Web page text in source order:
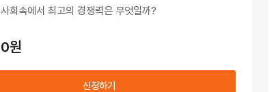
회속에서 최고의 경쟁력은 무엇일까?
원
신청하기